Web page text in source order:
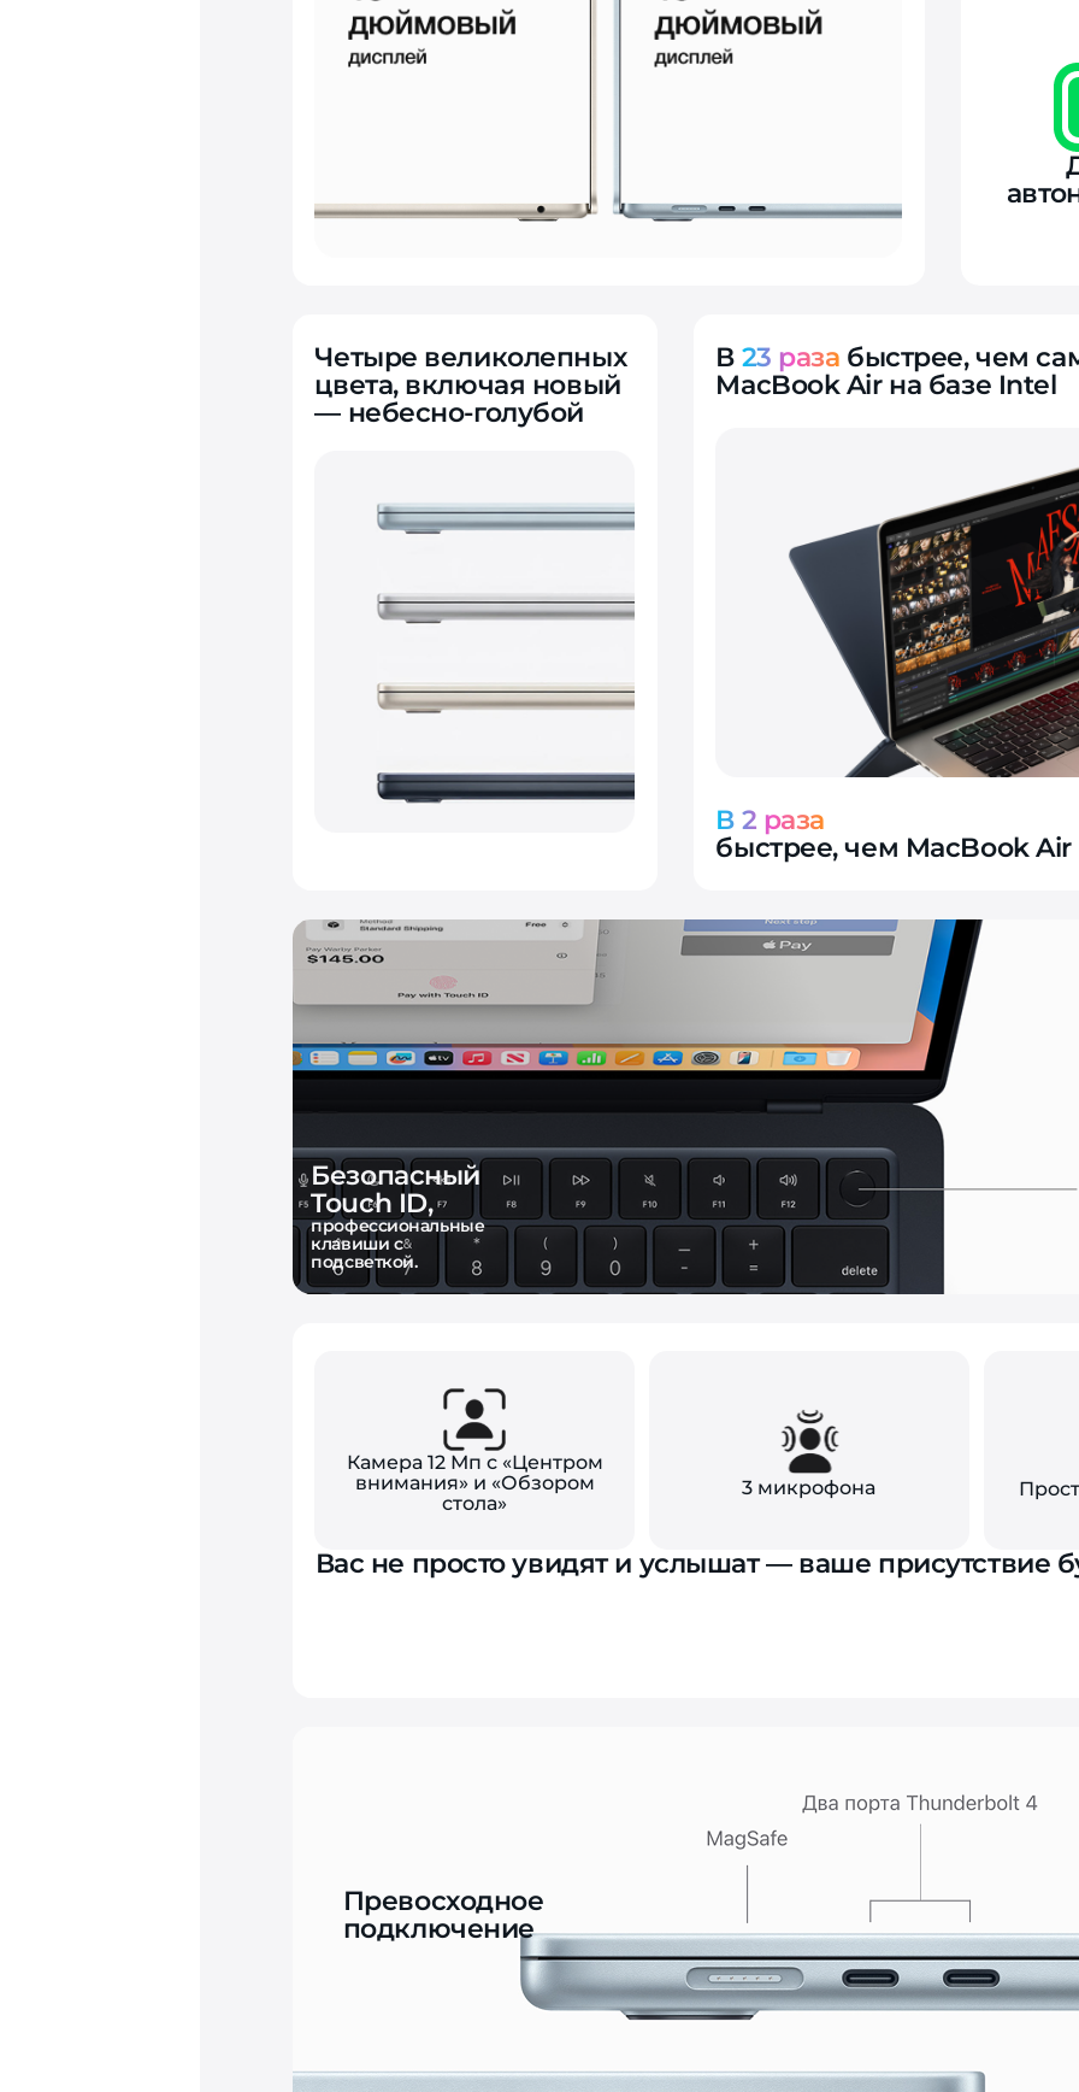
Четыре великолепных
цвета, включая новый
— небесно-голубой
В 23 раза быстрее, чем
MacBook Air на базе Intel
В 2 раза
быстрее, чем MacBook Air
Безопасный
Touch ID,
профессиональные
клавиши с
подсветкой.
Камера 12 Мп с «Центром
внимания» и «Обзором
стола»
3 микрофона
Вас не просто увидят и услышат — ваше присутствие
Превосходное
подключение